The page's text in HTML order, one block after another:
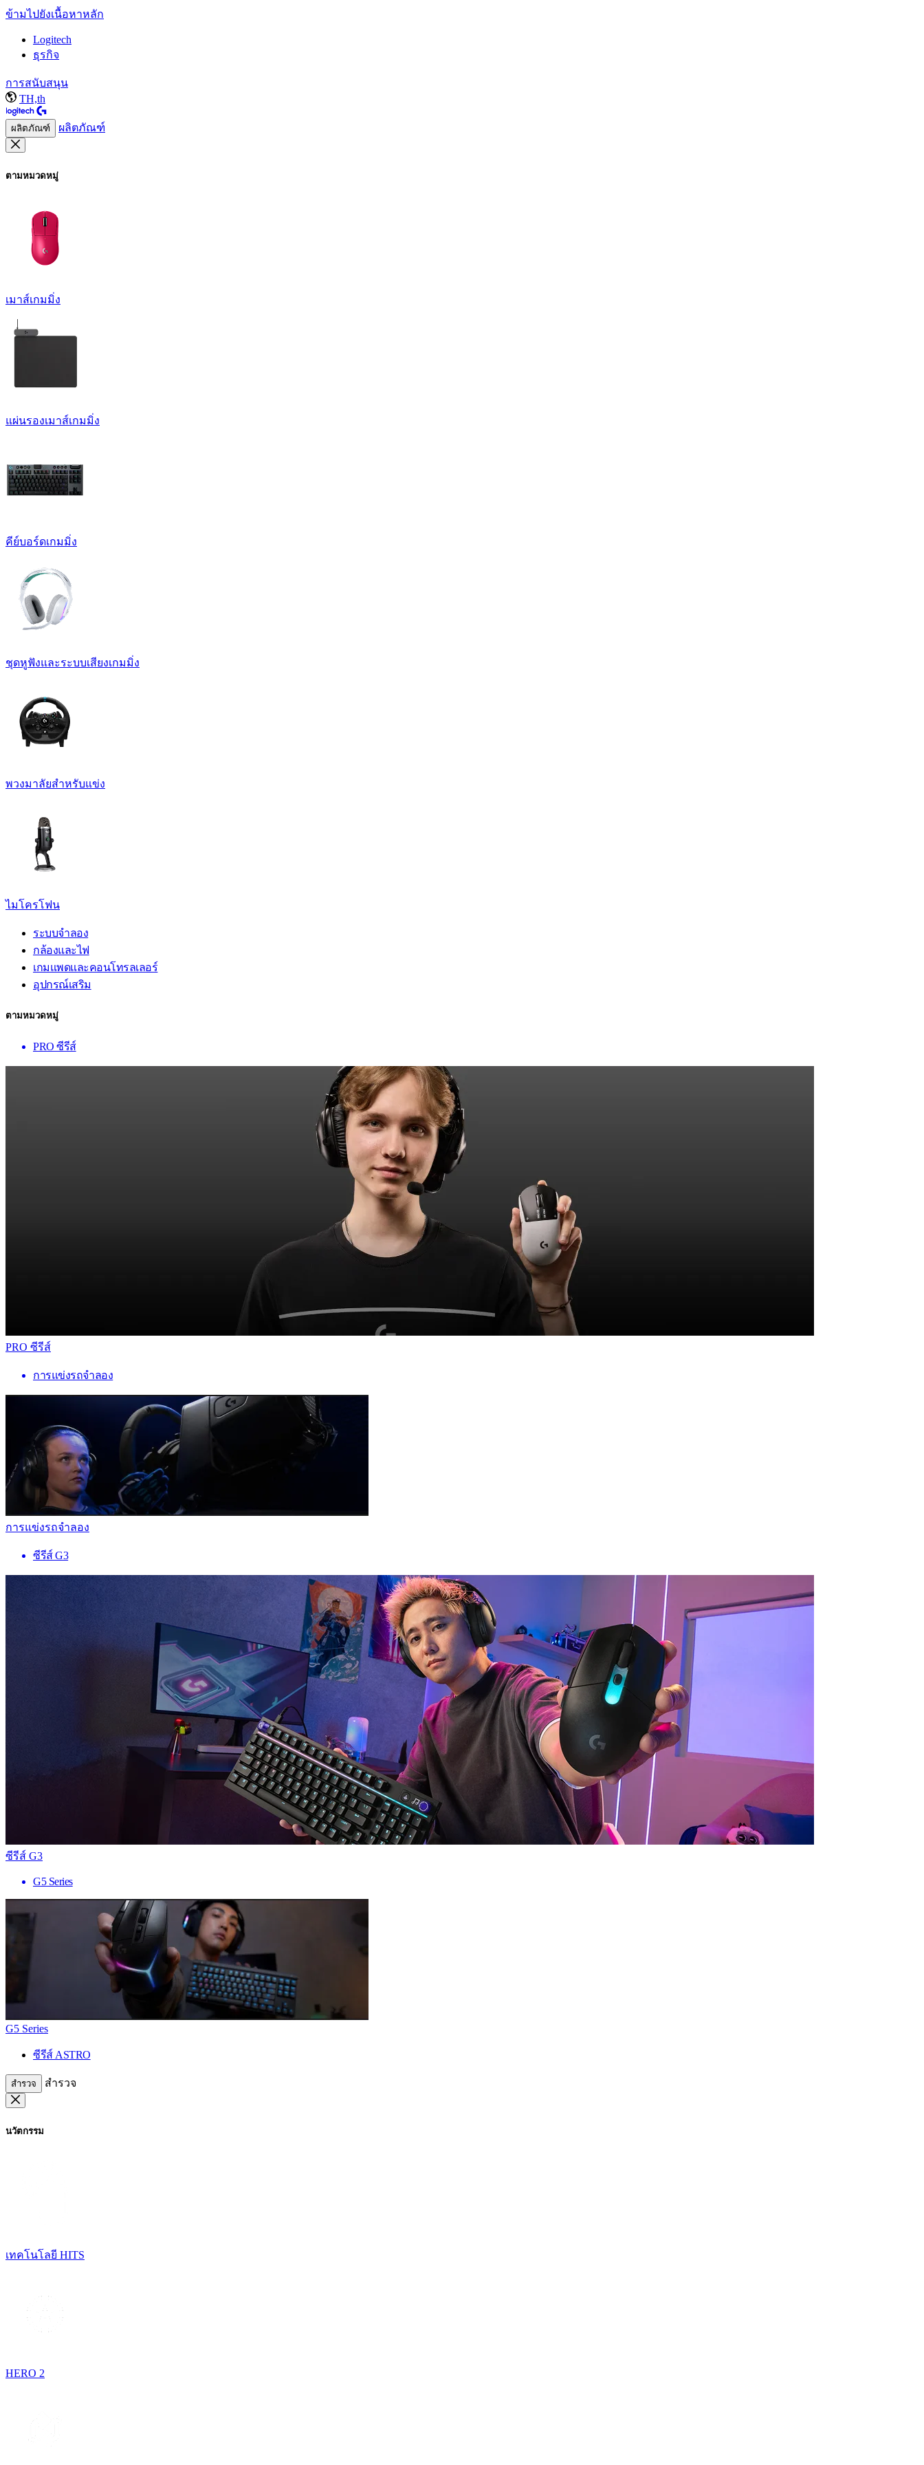
ข้ามไปยังเนื้อหาหลัก
Logitech
ธุรกิจ
การสนับสนุน
TH,th
ผลิตภัณฑ์ ผลิตภัณฑ์
ตามหมวดหมู่
เมาส์เกมมิ่ง
แผ่นรองเมาส์เกมมิ่ง
คีย์บอร์ดเกมมิ่ง
ชุดหูฟังและระบบเสียงเกมมิ่ง
พวงมาลัยสำหรับแข่ง
ไมโครโฟน
ระบบจำลอง
กล้องและไฟ
เกมแพดและคอนโทรลเลอร์
อุปกรณ์เสริม
ตามหมวดหมู่
PRO ซีรีส์
PRO ซีรีส์
การแข่งรถจำลอง
การแข่งรถจำลอง
ซีรีส์ G3
ซีรีส์ G3
G5 Series
G5 Series
ซีรีส์ ASTRO
สำรวจ สำรวจ
นวัตกรรม
เทคโนโลยี HITS
HERO 2